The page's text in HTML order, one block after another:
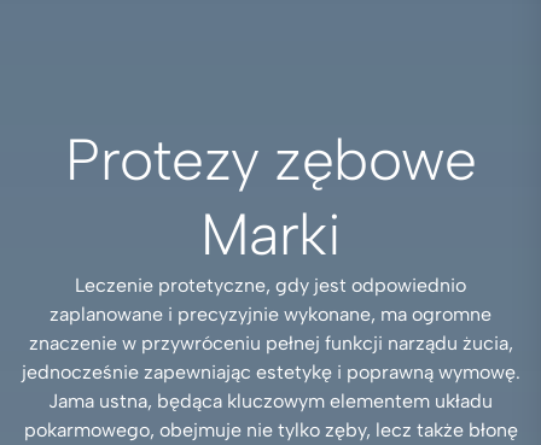
Protezy zębowe
Marki
Leczenie protetyczne, gdy jest odpowiednio
zaplanowane i precyzyjnie wykonane, ma ogromne
znaczenie w przywróceniu pełnej funkcji narządu żucia,
jednocześnie zapewniając estetykę i poprawną wymowę.
Jama ustna, będąca kluczowym elementem układu
pokarmowego, obejmuje nie tylko zęby, lecz także błonę